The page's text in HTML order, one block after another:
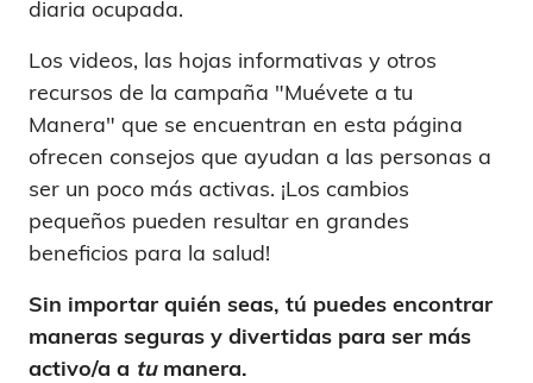
diaria ocupada.
Los videos, las hojas informativas y otros
recursos de la campaña "Muévete a tu
Manera" que se encuentran en esta página
ofrecen consejos que ayudan a las personas a
ser un poco más activas. ¡Los cambios
pequeños pueden resultar en grandes
beneficios para la salud!
Sin importar quién seas, tú puedes encontrar
maneras seguras y divertidas para ser más
activo/a a tumanera.